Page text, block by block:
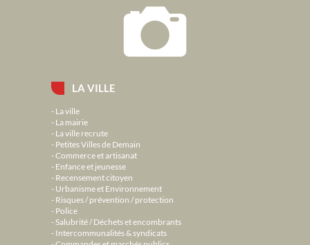
LA VILLE
La ville
La mairie
La ville recrute
Petites Villes de Demain
Commerce et artisanat
Enfance et jeunesse
Recensement citoyen
Urbanisme et Environnement
Risques / prévention / protection
Police
Salubrité / Déchets et encombrants
Intercommunalités & syndicats